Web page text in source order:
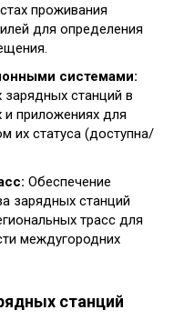
проживания
для определения
системами:
станций в
и приложениях для
их статуса (доступна/
Обеспечение
зарядных станций
трасс для
междугородних
станций